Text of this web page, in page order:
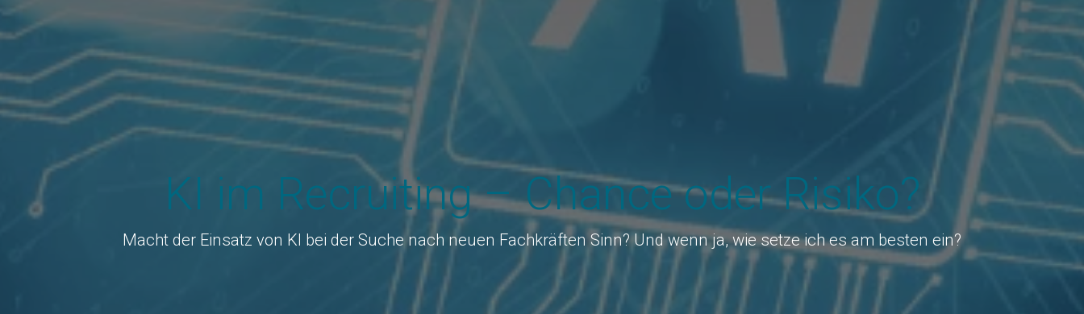
KI im Recruiting – Chance oder Risiko?
Macht der Einsatz von KI bei der Suche nach neuen Fachkräften Sinn? Und wenn ja, wie setze ich es am besten ein?